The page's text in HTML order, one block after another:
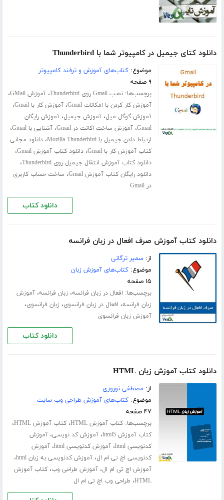
دانلود کتای جیمیل در کامپیوتر شما با Thunderbird
موضوع:کتاب‌های آموزش و ترفند کامپیوتر
۹ صفحه
برچسب‌ها:نصب Gmail روی Thunderbird ،آموزش GMail ،
آموزش کار کردن با امکانات Gmail ،آموزش کار با Gmail ،
آموزش گوگل میل،آموزش جیمیل،آموزش رایگان
Gmail،آموزش ساخت اکانت در Gmail ،آشنایی با Gmail ،
ارتباط دادن جیمیل با Mozilla Thunderbird ،دانلود مجانی
کتاب آموزش کار با Gmail
،دانلود کتاب آموزش Gmail ،
دانلود کتاب آموزش انتقال جیمیل روی Thunderbird ،
دانلود رایگان کتاب آموزش Gmail ، ساخت حساب کاربری
در Gmail
دانلود کتاب
دانلود کتاب آموزش صرف افعال در زبان فرانسه
از:سمیر ترگانی
موضوع:کتاب‌های آموزش زبان
۱۵ صفحه
برچسب‌ها: افعال در زبان فرانسه، زبان فرانسه،آموزش
زبان فرانسه، افعال در زبان فرانسوی، زبان فرانسوی،
آموزش زبان فرانسوی
دانلود کتاب
دانلود کتاب آموزش زبان HTML
از: مصطفی نوروزی
موضوع:کتاب‌های آموزش طراحی وب سایت
۴۷ صفحه
برچسب‌ها:کتاب آموزش HTML ،کتاب آموزش HTML ،
کتاب آموزش html5 ،آموزش کد نویسی،آموزش
کدنویسی html
،آموزش کدنویسی html ،آموزش
کدنویسی اچ تی ام ال،آموزش کدنویسی به زبان html ،
آموزش اچ تی ام ال،آموزش طراحی وب،کتاب آموزش
HTML، طراحی وب اچ تی ام ال